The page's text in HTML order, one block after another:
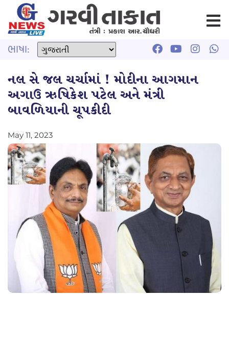
ભાષા:
નલ સે જલ ચર્ચામાં ! મોદીના આગમાન
અગાઉ ઋષિકેશ પટેલ અને મંત્રી
બાવળિયાની ચૂપકીદી
May 11, 2023